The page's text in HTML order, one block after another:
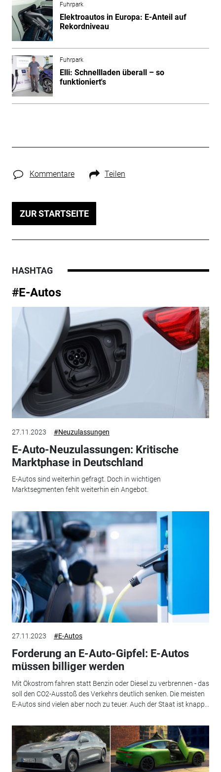
Fuhrpark
Elektroautos in Europa: E-Anteil auf
Rekordniveau
Fuhrpark
Elli: Schnellladen überall – so
funktioniert's
Kommentare Teilen
ZUR STARTSEITE
HASHTAG
#E-Autos
27.11.2023 #Neuzulassungen
E-Auto-Neuzulassungen: Kritische
Marktphase in Deutschland
E-Autos sind weiterhin gefragt. Doch in wichtigen
Marktsegmenten fehlt weiterhin ein Angebot.
27.11.2023 #E-Autos
Forderung an E-Auto-Gipfel: E-Autos
müssen billiger werden
Mit Ökostrom fahren statt Benzin oder Diesel zu verbrennen - das
soll den CO2-Ausstoß des Verkehrs deutlich senken. Die meisten
E-Autos sind vielen aber noch zu teuer. Auch der Staat ist knapp...